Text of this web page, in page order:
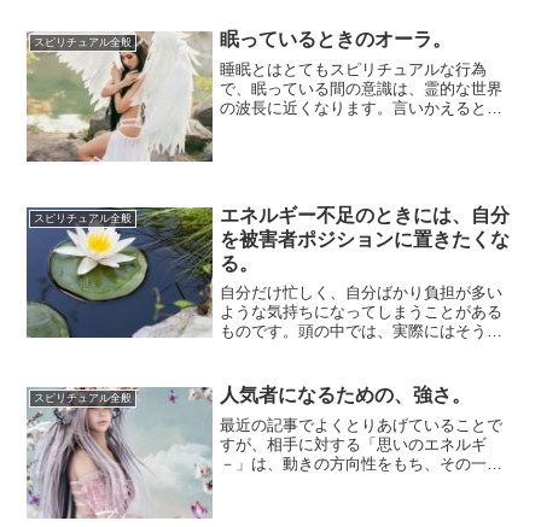
スピリチュアル全般 眠っているときのオーラ。
睡眠とはとてもスピリチュアルな行為
で、眠っている間の意識は、霊的な世界
の波長に近くなります。言いかえると
スピリチュアル全般
エネルギー不足のときには、自分
を被害者ポジションに置きたくな
る。
自分だけ忙しく、自分ばかり負担が多い
ような気持ちになってしまうことがある
ものです。頭の中では、実際にはそうと
スピリチュアル全般 人気者になるための、強さ。
最近の記事でよくとりあげていることで
すが、相手に対する「思いのエネルギ
－」は、動きの方向性をもち、その一部